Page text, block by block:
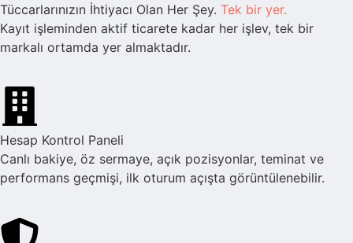
Tüccarlarınızın İhtiyacı Olan Her Şey. Tek bir yer.
Kayıt işleminden aktif ticarete kadar her işlev, tek bir
markalı ortamda yer almaktadır.
Hesap Kontrol Paneli
Canlı bakiye, öz sermaye, açık pozisyonlar, teminat ve
performans geçmişi, ilk oturum açışta görüntülenebilir.